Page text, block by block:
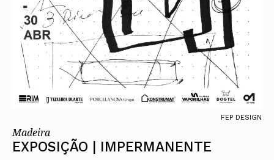
FEP DESIGN
Madeira
EXPOSIÇÃO | IMPERMANENTE